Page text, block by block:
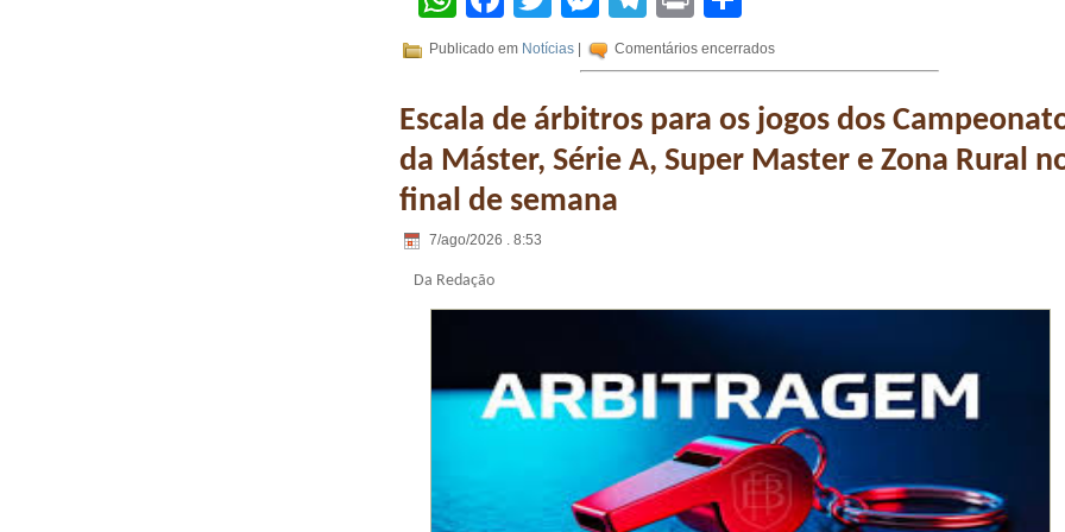
Publicado em Notícias | Comentários encerrados
Escala de árbitros para os jogos dos
da Máster, Série A, Super Master e Zona Rural
final de semana
7/ago/2026 . 8:53
Da Redação